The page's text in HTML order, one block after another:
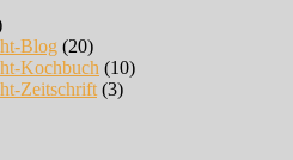
Blog (20)
Kochbuch (10)
Zeitschrift (3)